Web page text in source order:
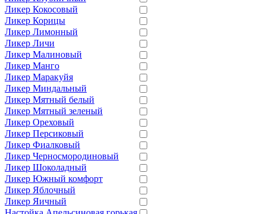
Ликер Кокосовый
Ликер Корицы
Ликер Лимонный
Ликер Личи
Ликер Малиновый
Ликер Манго
Ликер Маракуйя
Ликер Миндальный
Ликер Мятный белый
Ликер Мятный зеленый
Ликер Ореховый
Ликер Персиковый
Ликер Фиалковый
Ликер Черносмородиновый
Ликер Шоколадный
Ликер Южный комфорт
Ликер Яблочный
Ликер Яичный